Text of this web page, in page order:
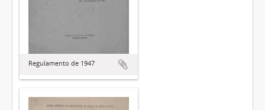
Regulamento de 1947